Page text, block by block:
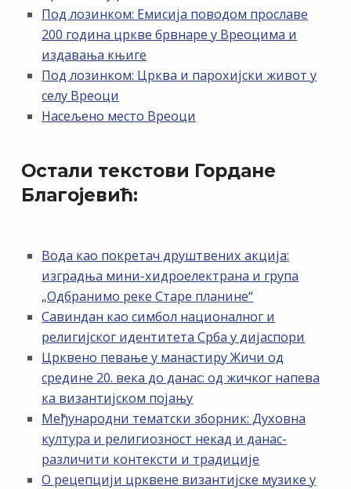
Под лозинком: Емисија поводом прославе
200 година цркве брвнаре у Вреоцима и
издавања књиге
Под лозинком: Црква и парохијски живот у
селу Вреоци
Насељено место Вреоци
Остали текстови Гордане
Благојевић:
Вода као покретач друштвених акција:
изградња мини-хидроелектрана и група
„Одбранимо реке Старе планине“
Савиндан као симбол националног и
религијског идентитета Срба у дијаспори
Црквено певање у манастиру Жичи од
средине 20. века до данас: од жичког напева
ка византијском појању
Међународни тематски зборник: Духовна
култура и религиозност некад и данас-
различити контексти и традиције
О рецепцији црквене византијске музике у